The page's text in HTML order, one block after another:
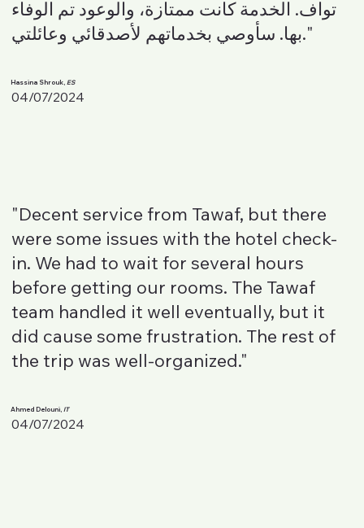
تواف. الخدمة كانت ممتازة، والوعود تم الوفاء
بها. سأوصي بخدماتهم لأصدقائي وعائلتي."
Hassina Shrouk, ES
04/07/2024
"Decent service from Tawaf, but there
were some issues with the hotel check-
in. We had to wait for several hours
before getting our rooms. The Tawaf
team handled it well eventually, but it
did cause some frustration. The rest of
the trip was well-organized."
Ahmed Delouni, IT
04/07/2024